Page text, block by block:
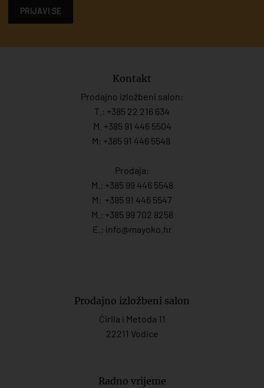
PRIJAVI SE
Kontakt
Prodajno izložbeni salon:
T.: +385 22 216 634
M. +385 91 446 5504
M: +385 91 446 5548
Prodaja:
M.: +385 99 446 5548
M: +385 91 446 5547
M.: +385 99 702 8258
E.: info@mayoko. hr
Prodajno izložbeni salon
Ćirila i Metoda 11
22211 Vodice
Radno vrijeme